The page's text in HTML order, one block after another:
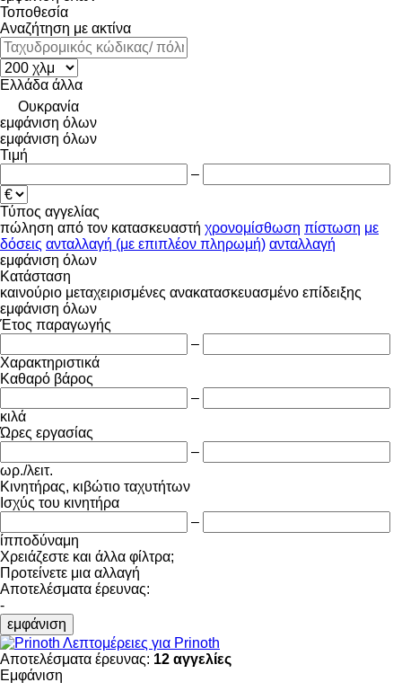
Τοποθεσία
Αναζήτηση με ακτίνα
Ελλάδα άλλα
Ουκρανία
εμφάνιση όλων
εμφάνιση όλων
Τιμή
–
Τύπος αγγελίας
πώληση από τον κατασκευαστή χρονομίσθωση πίστωση με
δόσεις ανταλλαγή (με επιπλέον πληρωμή) ανταλλαγή
εμφάνιση όλων
Κατάσταση
καινούριο μεταχειρισμένες ανακατασκευασμένο επίδειξης
εμφάνιση όλων
Έτος παραγωγής
–
Χαρακτηριστικά
Καθαρό βάρος
–
κιλά
Ώρες εργασίας
–
ωρ./λειτ.
Κινητήρας, κιβώτιο ταχυτήτων
Ισχύς του κινητήρα
–
ίπποδύναμη
Χρειάζεστε και άλλα φίλτρα;
Προτείνετε μια αλλαγή
Αποτελέσματα έρευνας:
-
εμφάνιση
Λεπτομέρειες για Prinoth
Αποτελέσματα έρευνας: 12 αγγελίες
Εμφάνιση